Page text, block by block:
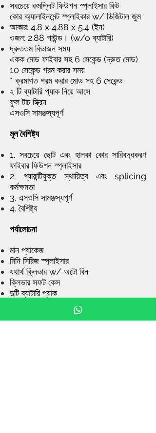
সবচেয়ে কমপ্লিট ফিউশন স্প্লাইসার কিট
কোর অ্যালাইনমেন্ট স্প্লাইকার w/ ডিজিটাল জুম
আকার: 4.8 x 4.88 x 5.4 (ইন)
ওজন: 2.88 পাউন্ড। (w/o ব্যাটারি)
দ্রুততম বিভাজন সময়
একক মোড ফাইবার সহ 6 সেকেন্ড (দ্রুত মোড)
10 সেকেন্ড গরম করার সময়
* ক্রমাগত গরম করার মোড সহ 6 সেকেন্ড
২ টি ব্যাটারি প্যাক নিয়ে আসে
ফুল টাচ স্ক্রিন
এসওসি সামঞ্জস্যপূর্ণ
মূল বৈশিষ্ট্য
1. সবচেয়ে ছোট এবং হালকা কোর সারিবদ্ধকরণ
ফাইবার ফিউশন স্প্লাইসার
2. গ্যারান্টিযুক্ত স্থায়িত্ব এবং splicing
কর্মক্ষমতা
3. এসওসি সামঞ্জস্যপূর্ণ
4. বৈশিষ্ট্য
পর্যালোচনা
মান প্যাকেজ
মিনি সিরিজ স্প্লাইসার
যথার্থ ক্লিভার w/ অটো বিন
ক্লিভার সফট কেস
দুটি ব্যাটারি প্যাক
ফাইবার হোল্ডার (1pr) (4S, 5C, 6S)